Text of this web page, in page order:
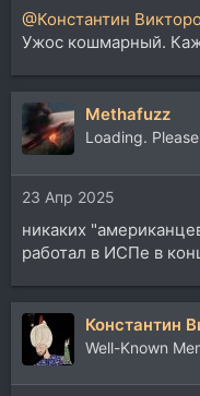
@Константин
Ужос кошмарный.
Methafuzz
Loading.
23 Апр 2025
никаких
работал в ИСПе в
Константин
Well-Known